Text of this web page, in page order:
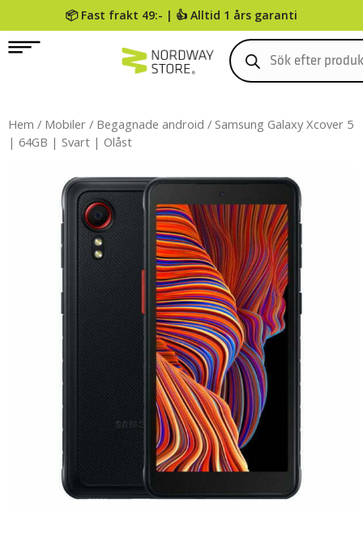
📦 Fast frakt 49:- | 👍 Alltid 1 års garanti
0
Hem / Mobiler / Begagnade android / Samsung Galaxy Xcover 5
| 64GB | Svart | Olåst